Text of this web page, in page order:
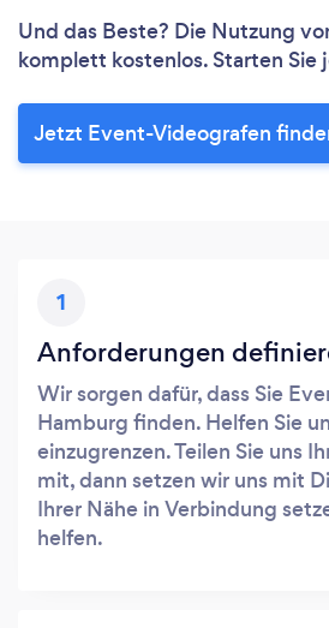
Und das Beste? Die Nutzung
komplett kostenlos. Starten Sie
Jetzt Event-Videografen
1
Anforderungen
Wir sorgen dafür, dass Sie
Hamburg finden. Helfen Sie
einzugrenzen. Teilen Sie uns
mit, dann setzen wir uns mit
Ihrer Nähe in Verbindung
helfen.